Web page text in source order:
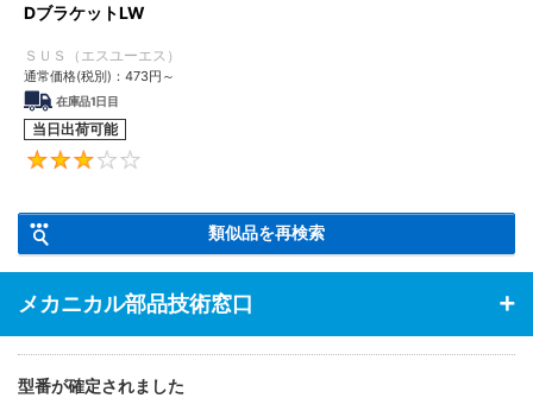
DブラケットLW
ＳＵＳ（エスユーエス）
通常価格(税別)： 473円 ～
在庫品1日目
当日出荷可能
類似品を再検索
メカニカル部品技術窓口
型番が確定されました